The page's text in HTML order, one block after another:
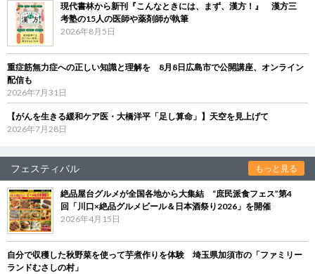
現代書林から新刊『こんなときには、まず、漢方！』 漢方三
考塾の15人の医師や薬剤師が執筆
2026年8月5日
重症筋無力症への正しい知識と理解を 8月8日広島市で公開講座、オンライン
配信も
2026年7月31日
【がんを生きる緩和ケア医・大橋洋平「足し算命」】天空を見上げて
2026年7月28日
フェスティバル もっと見る
絶品屋台グルメが全国各地から大集結 “庶民派食フェス”第4
回「川口×絶品グルメビール＆日本酒祭り2026」を開催
2026年4月15日
自分で収穫した秋野菜を使って芋煮作りを体験 埼玉県加須市の「ファミリー
ランドむさしの村」